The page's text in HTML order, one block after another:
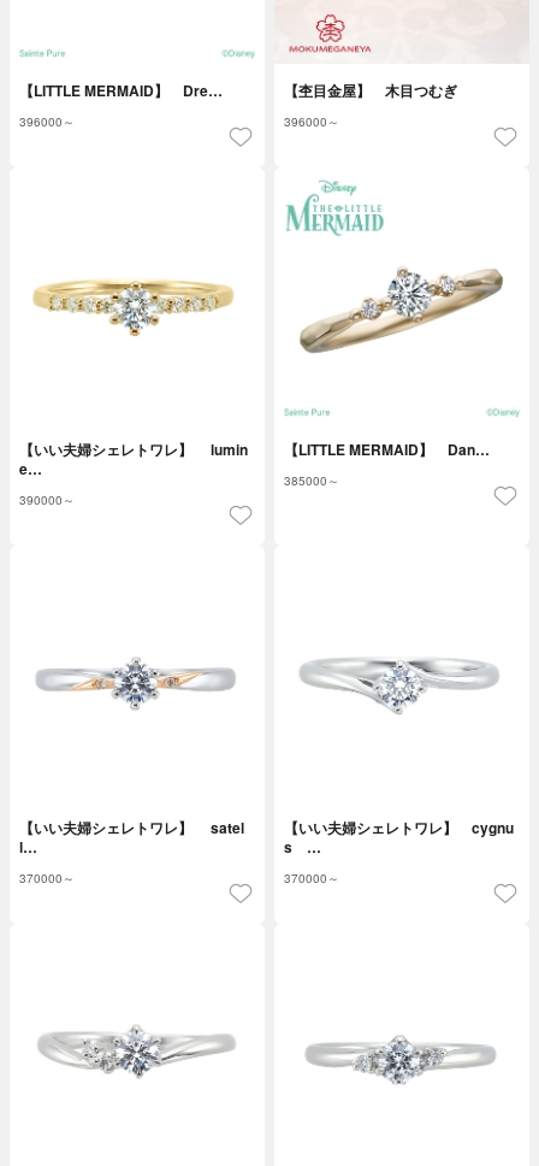
【LITTLE MERMAID】 Dre…
396000～
【杢目金屋】 木目つむぎ
396000～
【いい夫婦シェレトワレ】 lumin
e…
390000～
【LITTLE MERMAID】 Dan…
385000～
【いい夫婦シェレトワレ】 satel
l…
370000～
【いい夫婦シェレトワレ】 cygnu
s …
370000～